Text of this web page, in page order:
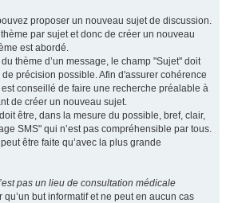
proposer un nouveau sujet de discussion.
par sujet et donc de créer un nouveau
est abordé.
thème d’un message, le champ "Sujet" doit
précision possible. Afin d'assurer cohérence
conseillé de faire une recherche préalable à
de créer un nouveau sujet.
être, dans la mesure du possible, bref, clair,
SMS" qui n’est pas compréhensible par tous.
être faite qu’avec la plus grande
pas un lieu de consultation médicale
but informatif et ne peut en aucun cas